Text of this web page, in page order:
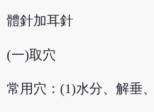
體針加耳針
(一)取穴
常用穴：(1)水分、解垂